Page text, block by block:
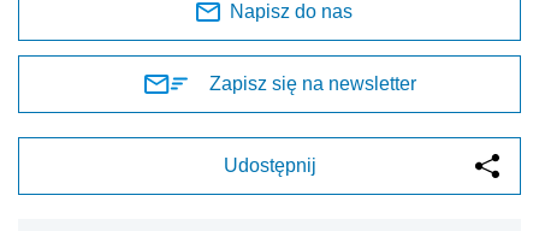
Napisz do nas
Zapisz się na newsletter
Udostępnij